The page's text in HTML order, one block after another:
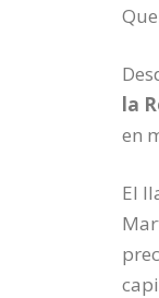
la
en
El